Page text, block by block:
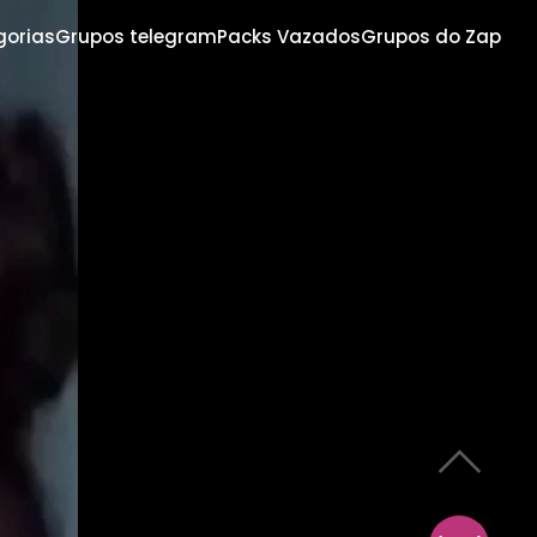
Grupos telegramPacks VazadosGrupos do Zap